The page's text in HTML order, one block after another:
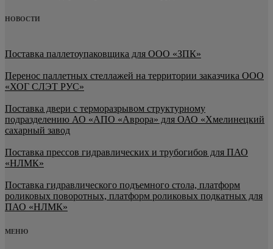
НОВОСТИ
Поставка паллетоупаковщика для ООО «ЗПК»
Перенос паллетных стеллажей на территории заказчика ООО
«ХОГ СЛЭТ РУС»
Поставка двери с терморазрывом структурному
подразделению АО «АПО «Аврора» для ОАО «Хмелинецкий
сахарный завод
Поставка прессов гидравлических и трубогибов для ПАО
«НЛМК»
Поставка гидравлического подъемного стола, платформ
роликовых поворотных, платформ роликовых подкатных для
ПАО «НЛМК»
МЕНЮ